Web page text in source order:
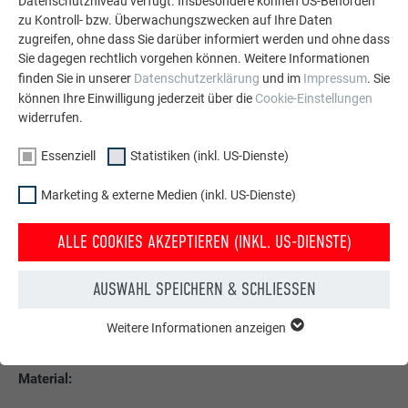
Metallbauspezialist Hugo Terschan von der Heidenbauer
GmbH hatte großen Anteil daran, dass die Individualprofile
der Wellenfassade makellos verlegt wurden.
Ungenauigkeiten konnten durch die eigens dafür entwickelte
Unterkonstruktion ausgeglichen werden. Eine nachträgliche
Anpassung war wegen der Stabilität der 2 mm starken Profile
nicht möglich. Die gewünschte Unregelmäßigkeit der
Fassade ist schließlich dem handwerklichen Können und
dem Gefühl für Ästhetik der Monteure zuzuschreiben.
Glasfassaden essenziell, erläutert Terschan: „Durch die Tiefe
der Profile mussten wir bestimmen, wie die zweifache
Krümmung am Profilabschluss im Bogen produziert wird.
Dafür haben wir jedes Profil einzeln bearbeitet und räumlich
teilweise im Bearbeitungszentrum zugeschnitten.“
Material:
zu Kontroll- bzw. Überwachungszwecken auf Ihre Daten
zugreifen, ohne dass Sie darüber informiert werden und ohne dass
Sie dagegen rechtlich vorgehen können. Weitere Informationen
finden Sie in unserer Datenschutzerklärung und im Impressum. Sie
können Ihre Einwilligung jederzeit über die Cookie-Einstellungen
widerrufen.
Essenziell Statistiken (inkl. US-Dienste)
Marketing & externe Medien (inkl. US-Dienste)
ALLE COOKIES AKZEPTIEREN (INKL. US-DIENSTE)
AUSWAHL SPEICHERN & SCHLIESSEN
Funktionen der Website benötigt. Dadurch ist gewährleistet,
Weitere Informationen anzeigen